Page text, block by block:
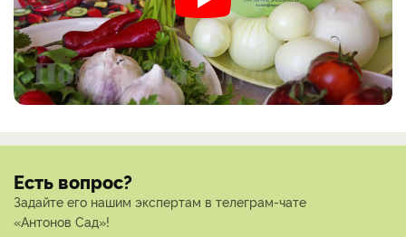
Есть вопрос?
Задайте его нашим экспертам в телеграм-чате
«Антонов Сад»!